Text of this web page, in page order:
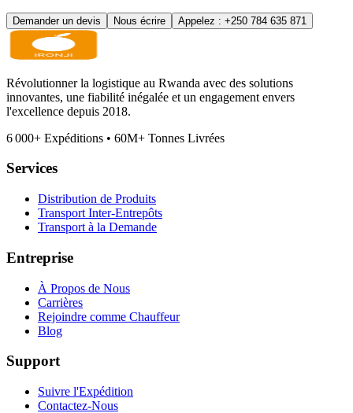
Demander un devis Nous écrire Appelez : +250 784 635 871
Révolutionner la logistique au Rwanda avec des solutions
innovantes, une fiabilité inégalée et un engagement envers
l'excellence depuis 2018.
6 000+ Expéditions • 60M+ Tonnes Livrées
Services
Distribution de Produits
Transport Inter-Entrepôts
Transport à la Demande
Entreprise
À Propos de Nous
Carrières
Rejoindre comme Chauffeur
Blog
Support
Suivre l'Expédition
Contactez-Nous